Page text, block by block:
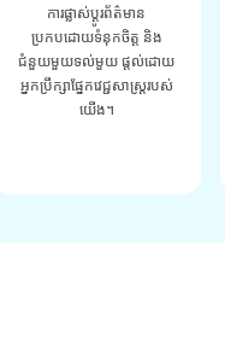
ការផ្លាស់ប្តូរព័ត៌មាន
ប្រកបដោយទំនុកចិត្ត និង
ជំនួយមួយទល់មួយ ផ្តល់ដោយ
អ្នកប្រឹក្សាផ្នែកវេជ្ជសាស្រ្តរបស់
យើង។